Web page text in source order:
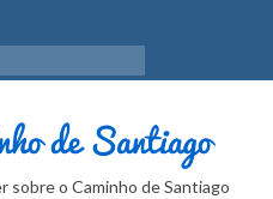
sobre o Caminho de Santiago